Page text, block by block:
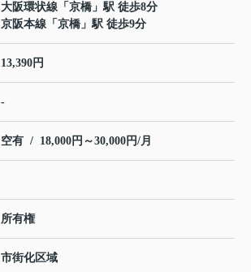
大阪環状線 「 京橋 」駅 徒歩8分
京阪本線 「 京橋 」駅 徒歩9分
13,390円
-
空有 / 18,000円～30,000円/月
所有権
市街化区域